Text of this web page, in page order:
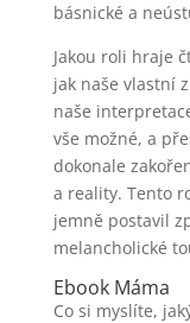
básnické a
Jakou roli hraje
jak naše vlastní
naše
vše možné, a
dokonale
a reality. Tento
jemně postavil
melancholické
Ebook Máma
Co si myslíte,